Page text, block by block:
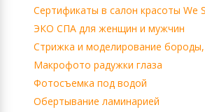
Сертификаты в салон красоты We
ЭКО СПА для женщин и мужчин
Стрижка и моделирование бороды,
Макрофото радужки глаза
Фотосъемка под водой
Обертывание ламинарией